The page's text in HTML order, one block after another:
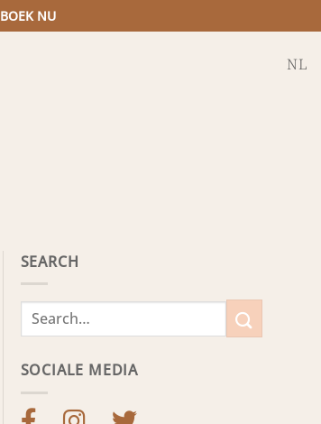
BOEK NU
NL
SEARCH
SOCIALE MEDIA